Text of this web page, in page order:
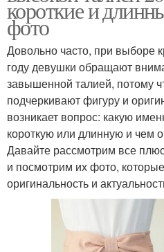
короткие и
фото
Довольно часто, при выборе
году девушки обращают
завышенной талией, потому
подчеркивают фигуру и
возникает вопрос: какую
короткую или длинную и чем
Давайте рассмотрим все
и посмотрим их фото,
оригинальность и